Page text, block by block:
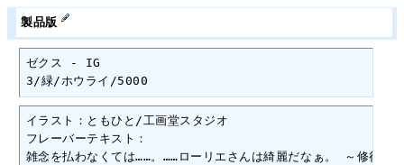
製品版
ゼクス - IG
3/緑/ホウライ/5000
イラスト：ともひと/工画堂スタジオ
フレーバーテキスト：
雑念を払わなくては……。……ローリエさんは綺麗だなぁ。 ～修行中